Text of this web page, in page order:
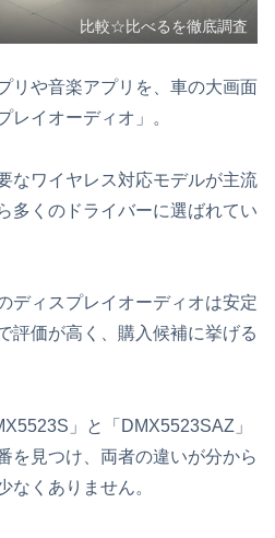
比較☆比べるを徹底調査
リや音楽アプリを、車の大画面
レイオーディオ」。
なワイヤレス対応モデルが主流
多くのドライバーに選ばれてい
ディスプレイオーディオは安定
評価が高く、購入候補に挙げる
」と「DMX5523SAZ」
を見つけ、両者の違いが分から
なくありません。